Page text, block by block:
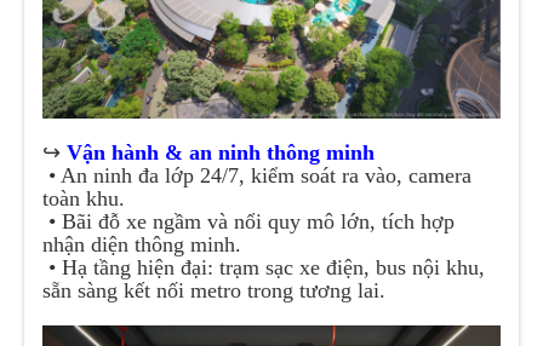
↪️Vận hành & an ninh thông minh
• An ninh đa lớp 24/7, kiểm soát ra vào, camera
toàn khu.
• Bãi đỗ xe ngầm và nổi quy mô lớn, tích hợp
nhận diện thông minh.
• Hạ tầng hiện đại: trạm sạc xe điện, bus nội khu,
sẵn sàng kết nối metro trong tương lai.